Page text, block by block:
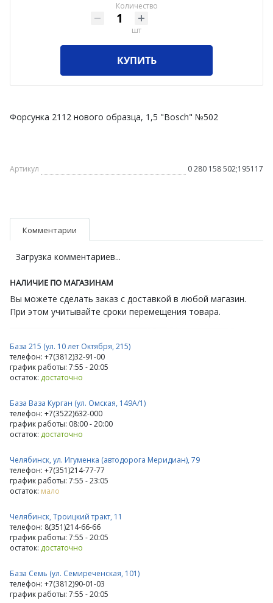
Количество
шт
КУПИТЬ
Форсунка 2112 нового образца, 1,5 "Bosch" №502
Артикул 0 280 158 502;195117
Комментарии
Загрузка комментариев...
НАЛИЧИЕ ПО МАГАЗИНАМ
Вы можете сделать заказ с доставкой в любой магазин.
При этом учитывайте сроки перемещения товара.
База 215 (ул. 10 лет Октября, 215)
телефон: +7(3812)32-91-00
график работы: 7:55 - 20:05
остаток: достаточно
База Ваза Курган (ул. Омская, 149А/1)
телефон: +7(3522)632-000
график работы: 08:00 - 20:00
остаток: достаточно
Челябинск, ул. Игуменка (автодорога Меридиан), 79
телефон: +7(351)214-77-77
график работы: 7:55 - 23:05
остаток: мало
Челябинск, Троицкий тракт, 11
телефон: 8(351)214-66-66
график работы: 7:55 - 20:05
остаток: достаточно
База Семь (ул. Семиреченская, 101)
телефон: +7(3812)90-01-03
график работы: 7:55 - 20:05